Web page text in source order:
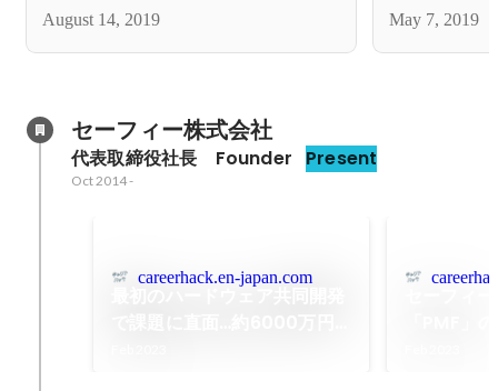
August 14, 2019
い意思決定
May 7, 2019
セーフィー株式会社
代表取締役社長　Founder Present
Oct 2014-
careerhack.en-japan.com